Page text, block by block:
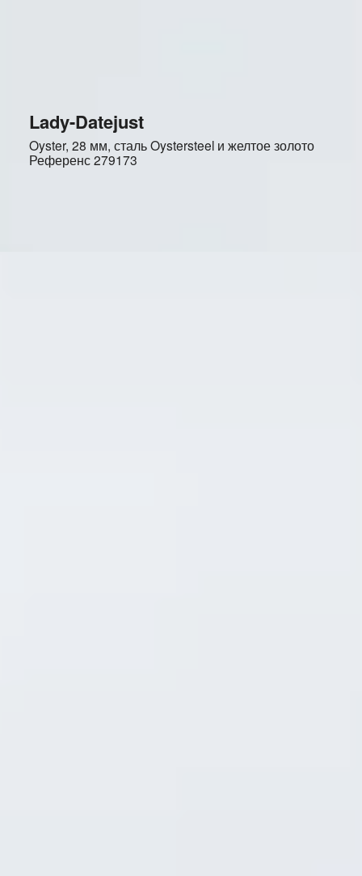
Lady-Datejust
Oyster, 28 мм, сталь Oystersteel и желтое золото
Референс279173